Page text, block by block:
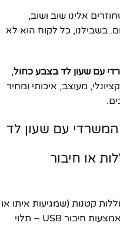
אלינו שוב ושוב,
בשבילנו, כל לקוח הוא לא
עם שעון לד בצבע כחול,
מעוצב, איכותי ומחיר
עם שעון לד
או חיבור
קטנות (שמגיעות איתו או
שניתן להשיג בקלות בכל חנות), או באמצעות חיבור USB – תלוי